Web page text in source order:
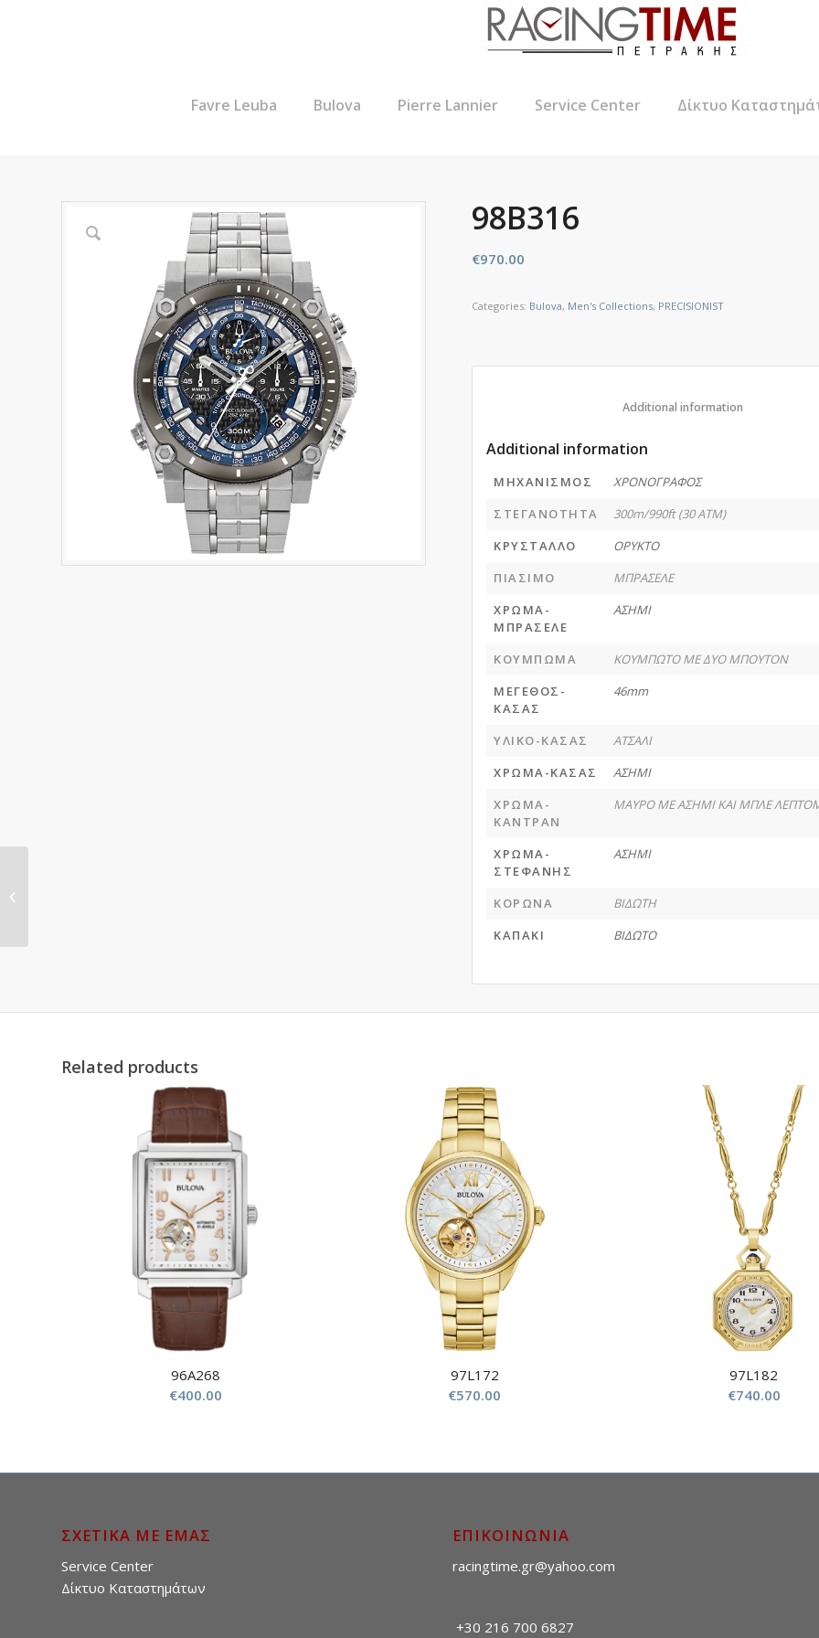
Favre Leuba Bulova Pierre Lannier Service Center Δίκτυο
98B316
€970.00
Categories: Bulova, Men's Collections, PRECISIONIST
Additional information
ΜΗΧΑΝΙΣΜΟΣ
ΧΡΟΝΟΓΡΑΦΟΣ
ΣΤΕΓΑΝΟΤΗΤΑ
300m/990ft (30 ATM)
ΚΡΥΣΤΑΛΛΟ
ΟΡΥΚΤΟ
ΠΙΑΣΙΜΟ
ΜΠΡΑΣΕΛΕ
ΧΡΩΜΑ-
ΜΠΡΑΣΕΛΕ
ΑΣΗΜΙ
ΚΟΥΜΠΩΜΑ
ΚΟΥΜΠΩΤΟ ΜΕ ΔΥΟ ΜΠΟΥΤΟΝ
ΜΕΓΕΘΟΣ-
ΚΑΣΑΣ
46mm
ΥΛΙΚΟ-ΚΑΣΑΣ
ΑΤΣΑΛΙ
ΧΡΩΜΑ-ΚΑΣΑΣ
ΑΣΗΜΙ
ΧΡΩΜΑ-
ΚΑΝΤΡΑΝ
ΜΑΥΡΟ ΜΕ ΑΣΗΜΙ ΚΑΙ ΜΠΛΕ
ΧΡΩΜΑ-
ΣΤΕΦΑΝΗΣ
ΑΣΗΜΙ
ΚΟΡΩΝΑ
ΒΙΔΩΤΗ
ΚΑΠΑΚΙ
ΒΙΔΩΤΟ
Related products
96A268
€400.00
97L172
€570.00
97L182
€740.00
ΣΧΕΤΙΚΑ ΜΕ ΕΜΑΣ
Service Center
Δίκτυο Καταστημάτων
ΕΠΙΚΟΙΝΩΝΙΑ
racingtime.gr@yahoo.com
+30 216 700 6827